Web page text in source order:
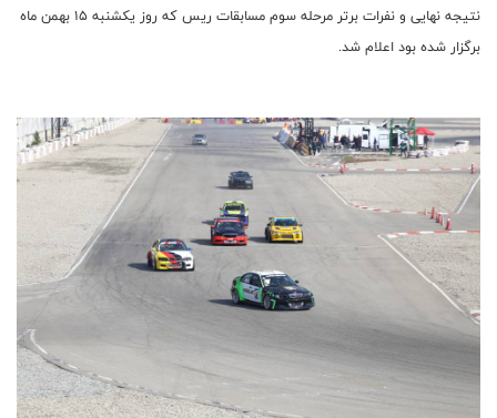
نتیجه نهایی و نفرات برتر مرحله سوم مسابقات ریس که روز یکشنبه 15 بهمن ماه
برگزار شده بود اعلام شد.